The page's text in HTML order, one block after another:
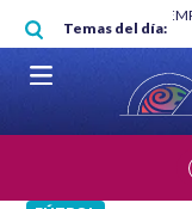
Pasar al contenido
Temas del día:
"HABLAR NO